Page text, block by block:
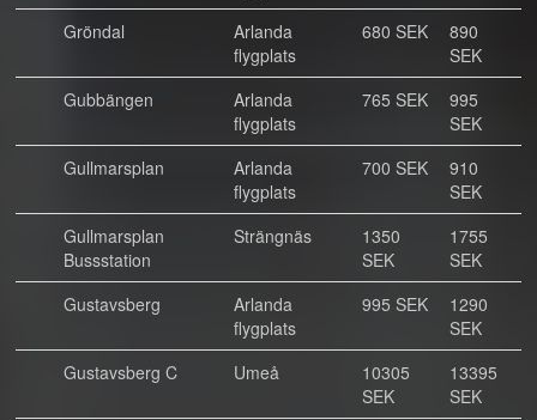
Gröndal
Arlanda
flygplats
680 SEK
890
SEK
Gubbängen
Arlanda
flygplats
765 SEK
995
SEK
Gullmarsplan
Arlanda
flygplats
700 SEK
910
SEK
Gullmarsplan
Bussstation
Strängnäs
1350
SEK
1755
SEK
Gustavsberg
Arlanda
flygplats
995 SEK
1290
SEK
Gustavsberg C
Umeå
10305
SEK
13395
SEK